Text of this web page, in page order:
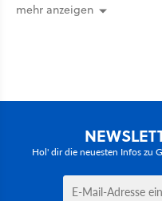
mehr anzeigen
Hol' dir die neuesten Infos zu